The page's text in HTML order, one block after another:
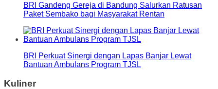
BRI Gandeng Gereja di Bandung Salurkan Ratusan
Paket Sembako bagi Masyarakat Rentan
BRI Perkuat Sinergi dengan Lapas Banjar Lewat
Bantuan Ambulans Program TJSL
Kuliner